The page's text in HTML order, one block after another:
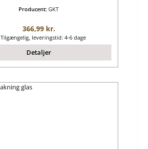
Producent: GKT
Almindelig pris:
366,99 kr.
Tilgængelig, leveringstid: 4-6 dage
Detaljer